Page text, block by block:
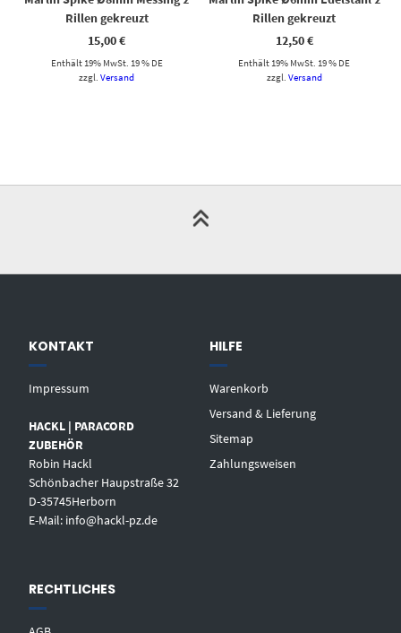
Rillen gekreuzt
15,00€
Enthält 19% MwSt. 19 % DE
zzgl.Versand
Rillen gekreuzt
12,50€
Enthält 19% MwSt. 19 % DE
zzgl. Versand
KONTAKT
Impressum
HACKL | PARACORD
ZUBEHÖR
Robin Hackl
Schönbacher Haupstraße 32
D-35745Herborn
E-Mail: info@hackl-pz.de
HILFE
Warenkorb
Versand & Lieferung
Sitemap
Zahlungsweisen
RECHTLICHES